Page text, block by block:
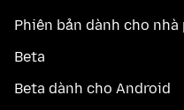
Phiên bản dành cho
Beta
Beta dành cho Android